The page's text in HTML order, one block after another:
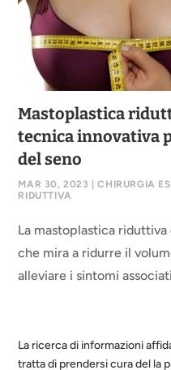
Mastoplastica
tecnica innovativa
del seno
MAR 30, 2023 |CHIRURGIA
RIDUTTIVA
La mastoplastica
che mira a ridurre il
alleviare i sintomi
La ricerca di informazioni
tratta di prendersi cura del la